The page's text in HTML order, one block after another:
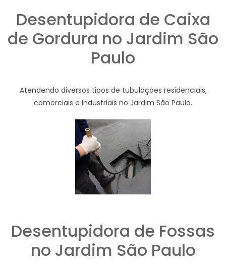
Desentupidora de Caixa
de Gordura no Jardim São
Paulo
Atendendo diversos tipos de tubulações residenciais,
comerciais e industriais no Jardim São Paulo.
Desentupidora de Fossas
no Jardim São Paulo